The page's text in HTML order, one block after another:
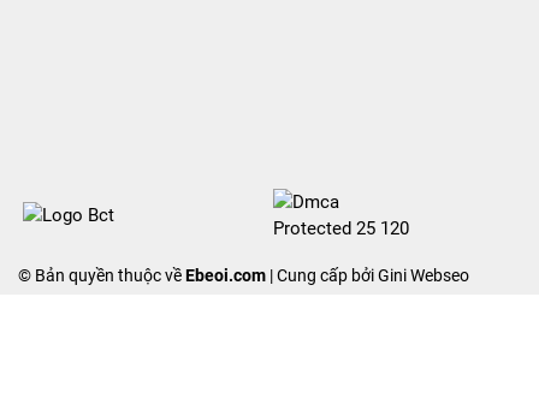
© Bản quyền thuộc vềEbeoi.com | Cung cấp bởi Gini Webseo